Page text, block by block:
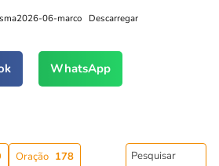
06-marco Descarregar
WhatsApp
Oração 178